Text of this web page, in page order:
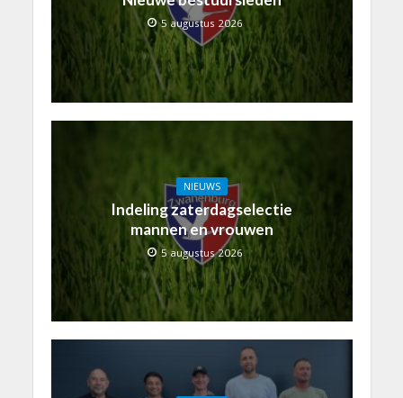
5 augustus 2026
NIEUWS
Indeling zaterdagselectie
mannen en vrouwen
5 augustus 2026